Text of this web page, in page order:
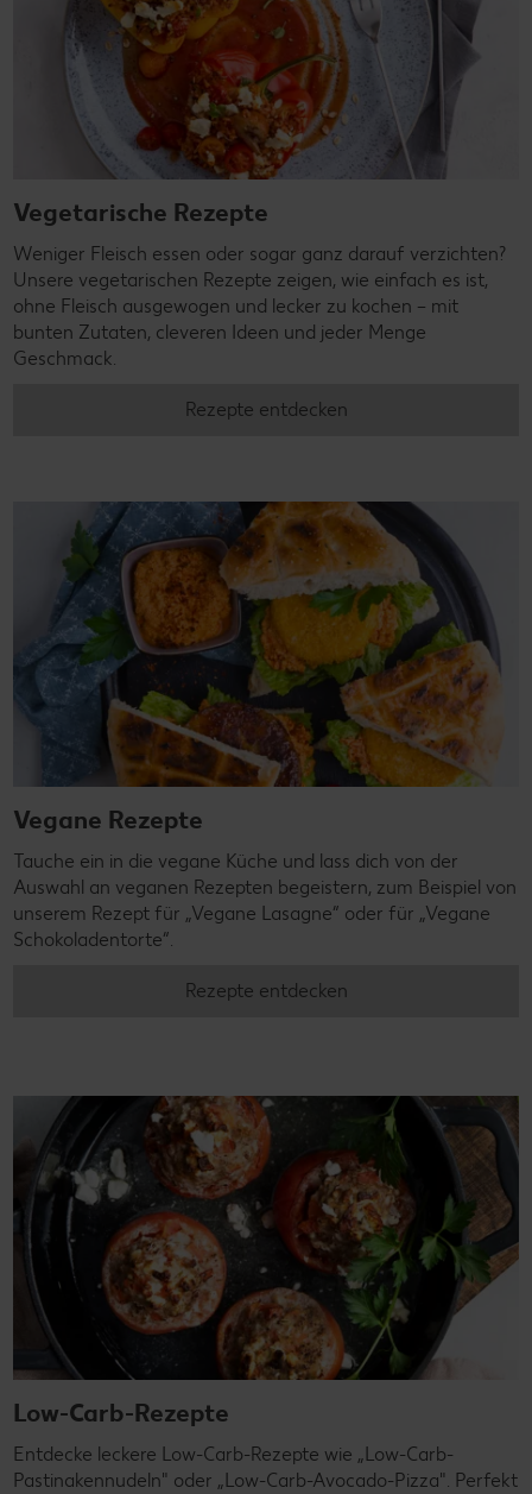
Vegetarische Rezepte
Weniger Fleisch essen oder sogar ganz darauf verzichten?
Unsere vegetarischen Rezepte zeigen, wie einfach es ist,
ohne Fleisch ausgewogen und lecker zu kochen – mit
bunten Zutaten, cleveren Ideen und jeder Menge
Geschmack.
Rezepte entdecken
Vegane Rezepte
Tauche ein in die vegane Küche und lass dich von der
Auswahl an veganen Rezepten begeistern, zum Beispiel von
unserem Rezept für „Vegane Lasagne“ oder für „Vegane
Schokoladentorte“.
Rezepte entdecken
Low-Carb-Rezepte
Entdecke leckere Low-Carb-Rezepte wie „Low-Carb-
Pastinakennudeln" oder „Low-Carb-Avocado-Pizza". Perfekt